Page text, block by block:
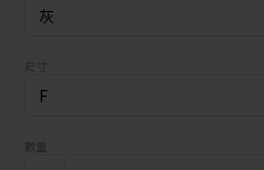
尺寸
數量